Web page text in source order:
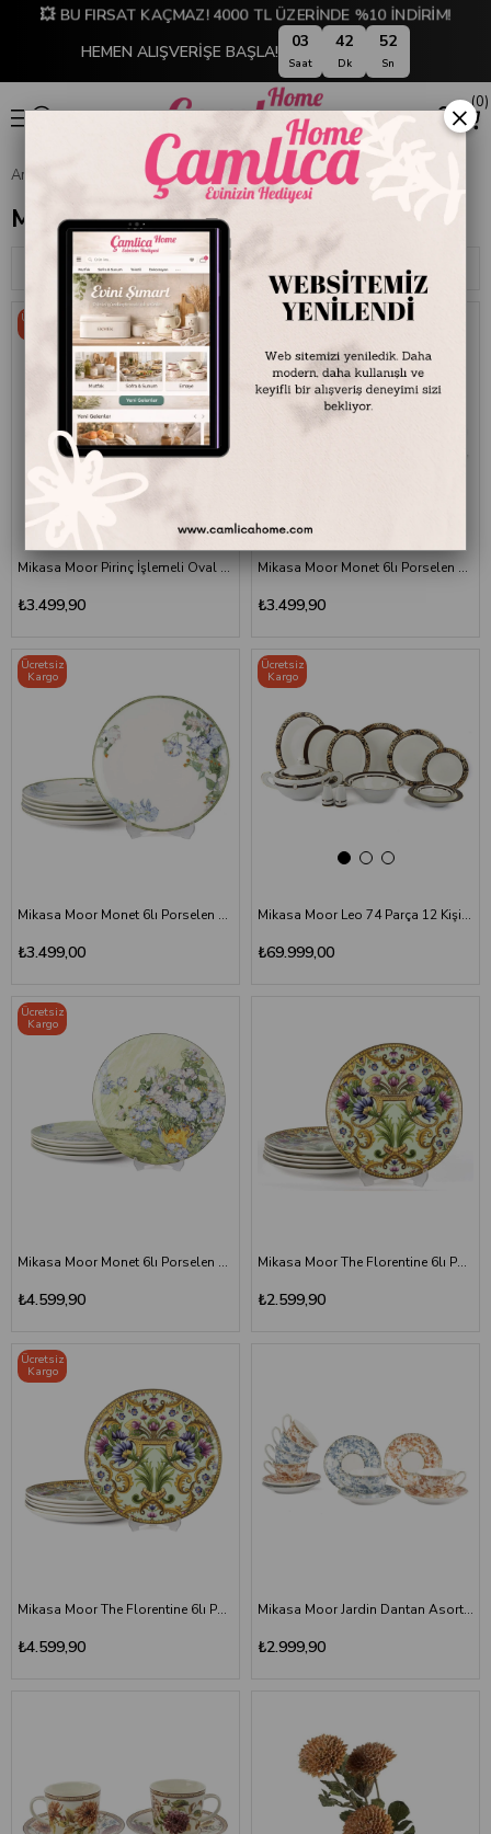
💥 BU FIRSAT KAÇMAZ! 4000 TL ÜZERİNDE %10 İNDİRİM!
HEMEN ALIŞVERİŞE BAŞLA! 03
Saat
42
Dk
50
Sn
0
Anasayfa Mikasa Moor
Mikasa Moor
Filtreleme
Sıralama
Mikasa Moor Pirinç İşlemeli Oval Sunum Tepsisi 44x31 cm
₺3.499,90
Ücretsiz
Mikasa Moor Monet 6lı Porselen Kahve Fincan Seti 90cc
₺3.499,90
Ücretsiz
Mikasa Moor Monet 6lı Porselen Pasta Tabağı 20 cm
₺3.499,00
Ücretsiz
Kargo
Mikasa Moor Leo 74 Parça 12 Kişilik Yemek Seti | Lüks Sofra | Çamlıca Home
₺69.999,00
Ücretsiz
Kargo
Mikasa Moor Monet 6lı Porselen Servis Tabağı 27 cm
₺4.599,90
Ücretsiz
Kargo
Mikasa Moor The Florentine 6lı Porselen Pasta Tabağı 21 cm
₺2.599,90
Mikasa Moor The Florentine 6lı Porselen Servis Tabağı 27 cm
₺4.599,90
Ücretsiz
Kargo
Mikasa Moor Jardin Dantan Asorti 6'lı Kahve Fincan Seti 90cc
₺2.999,90
×